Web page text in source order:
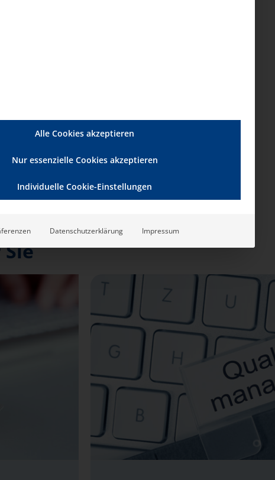
Alle Cookies akzeptieren
Nur essenzielle Cookies akzeptieren
Individuelle Cookie-Einstellungen
Datenschutzerklärung Impressum